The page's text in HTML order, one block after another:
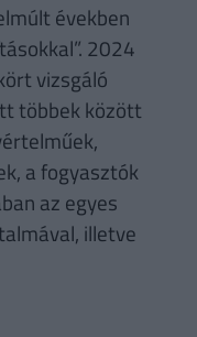
években
2024
vizsgáló
többek között
a fogyasztók
az egyes
illetve